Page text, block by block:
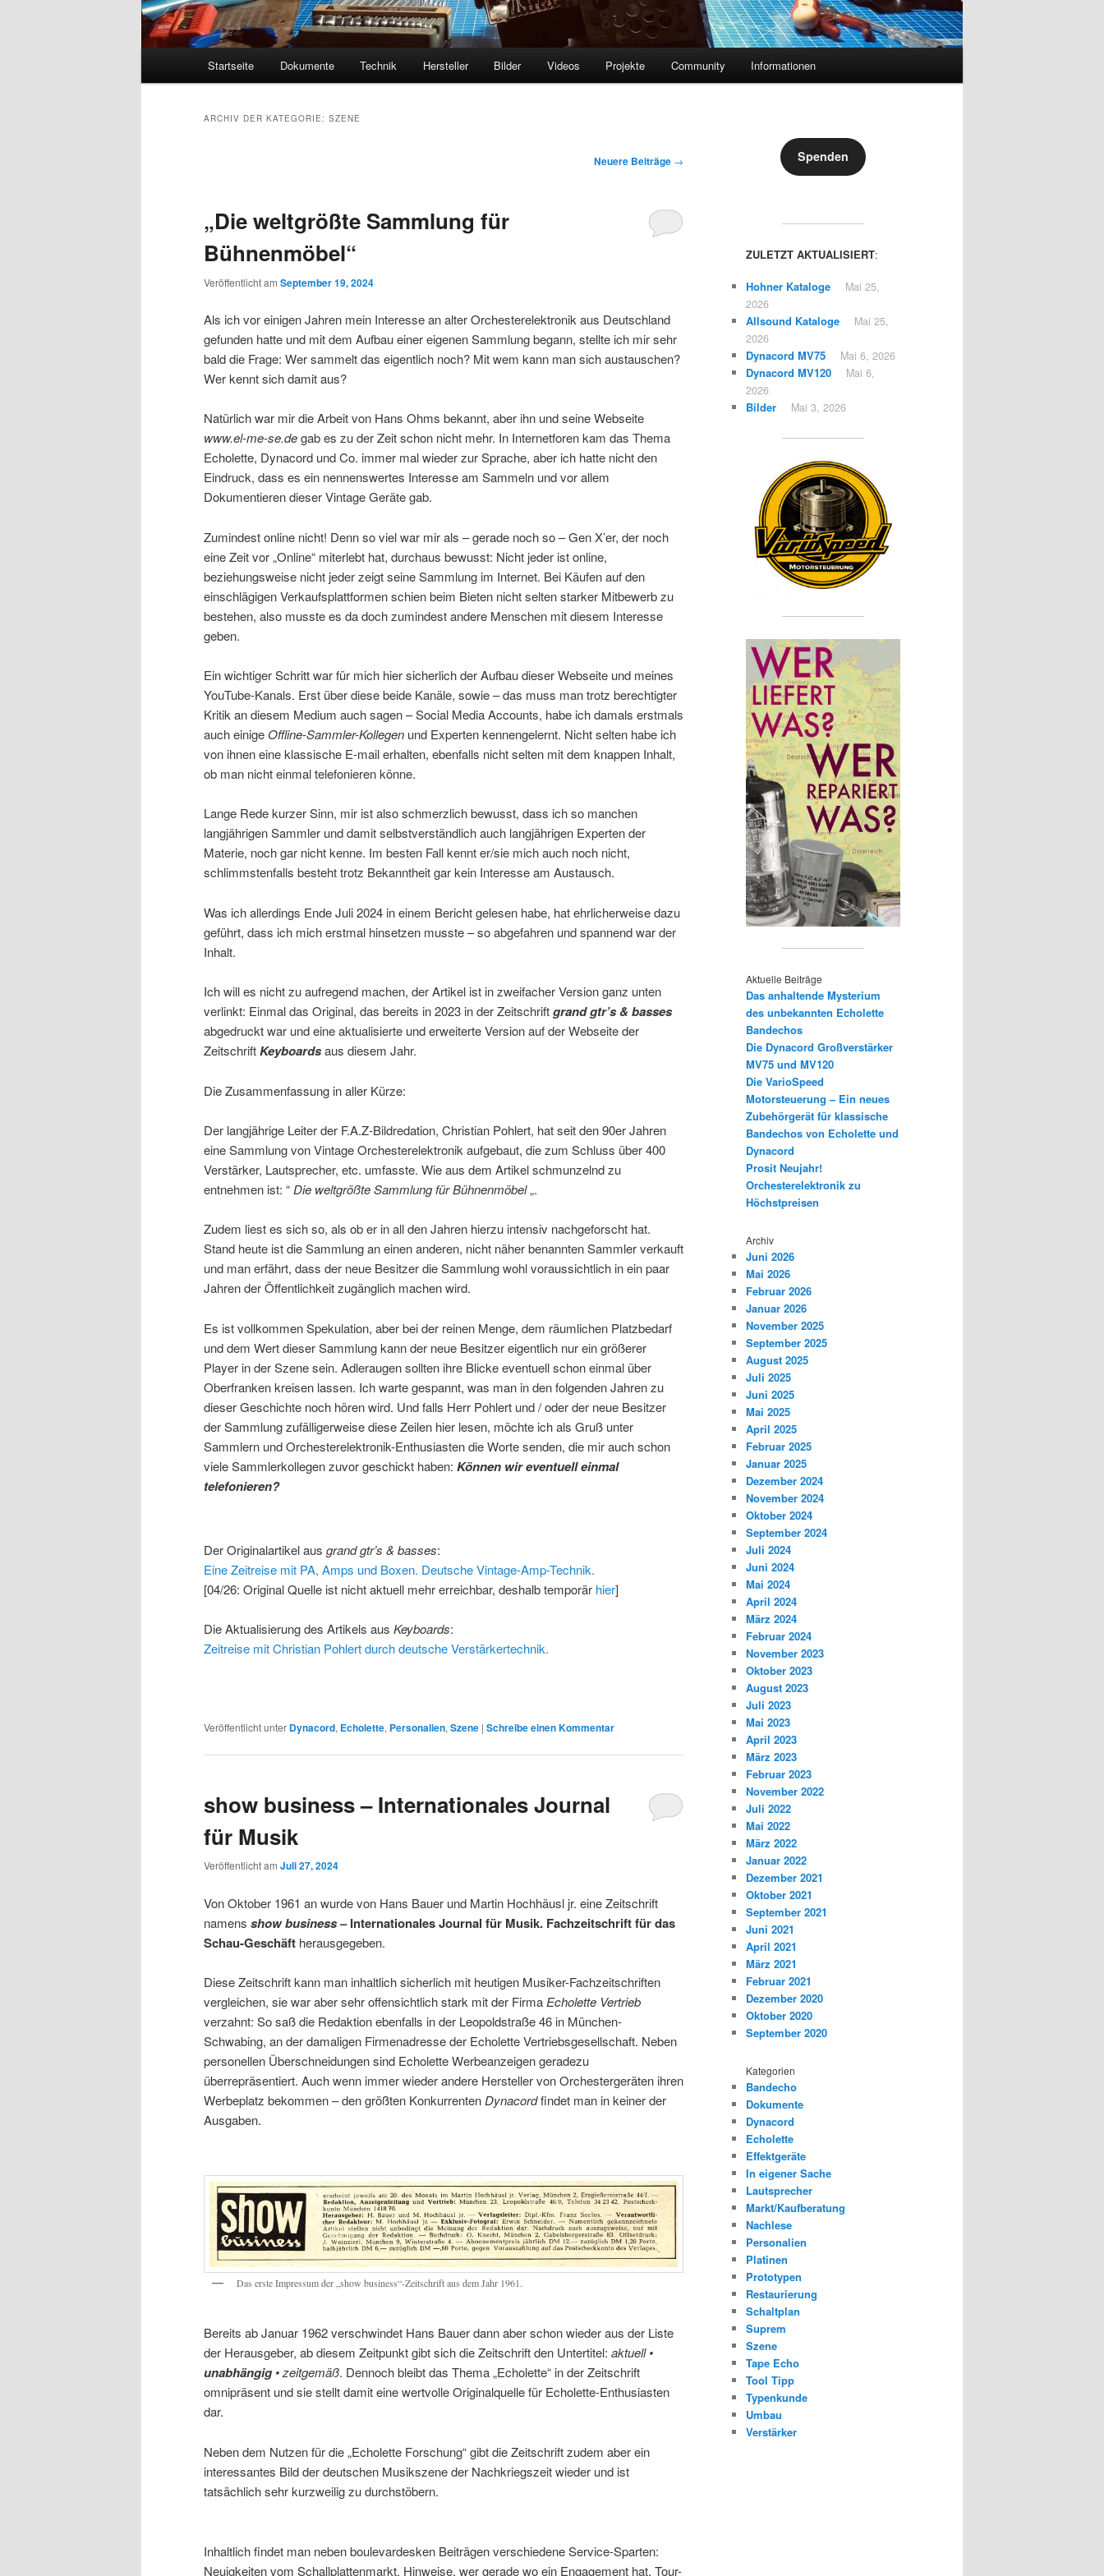
Startseite Dokumente Technik Hersteller Bilder Videos Projekte Community Informationen
ARCHIV DER KATEGORIE: SZENE
Neuere Beiträge →
„Die weltgrößte Sammlung für
Bühnenmöbel“
Veröffentlicht am September 19, 2024
Als ich vor einigen Jahren mein Interesse an alter Orchesterelektronik aus Deutschland
gefunden hatte und mit dem Aufbau einer eigenen Sammlung begann, stellte ich mir sehr
bald die Frage: Wer sammelt das eigentlich noch? Mit wem kann man sich austauschen?
Wer kennt sich damit aus?
Natürlich war mir die Arbeit von Hans Ohms bekannt, aber ihn und seine Webseite
www.el-me-se.degab es zu der Zeit schon nicht mehr. In Internetforen kam das Thema
Echolette, Dynacord und Co. immer mal wieder zur Sprache, aber ich hatte nicht den
Eindruck, dass es ein nennenswertes Interesse am Sammeln und vor allem
Dokumentieren dieser Vintage Geräte gab.
Zumindest online nicht! Denn so viel war mir als – gerade noch so – Gen X’er, der noch
eine Zeit vor „Online“ miterlebt hat, durchaus bewusst: Nicht jeder ist online,
beziehungsweise nicht jeder zeigt seine Sammlung im Internet. Bei Käufen auf den
einschlägigen Verkaufsplattformen schien beim Bieten nicht selten starker Mitbewerb zu
bestehen, also musste es da doch zumindest andere Menschen mit diesem Interesse
geben.
Ein wichtiger Schritt war für mich hier sicherlich der Aufbau dieser Webseite und meines
YouTube-Kanals. Erst über diese beide Kanäle, sowie – das muss man trotz berechtigter
Kritik an diesem Medium auch sagen – Social Media Accounts, habe ich damals erstmals
auch einige Offline-Sammler-Kollegen und Experten kennengelernt. Nicht selten habe ich
von ihnen eine klassische E-mail erhalten, ebenfalls nicht selten mit dem knappen Inhalt,
ob man nicht einmal telefonieren könne.
Lange Rede kurzer Sinn, mir ist also schmerzlich bewusst, dass ich so manchen
langjährigen Sammler und damit selbstverständlich auch langjährigen Experten der
Materie, noch gar nicht kenne. Im besten Fall kennt er/sie mich auch noch nicht,
schlimmstenfalls besteht trotz Bekanntheit gar kein Interesse am Austausch.
Was ich allerdings Ende Juli 2024 in einem Bericht gelesen habe, hat ehrlicherweise dazu
geführt, dass ich mich erstmal hinsetzen musste – so abgefahren und spannend war der
Inhalt.
Ich will es nicht zu aufregend machen, der Artikel ist in zweifacher Version ganz unten
verlinkt: Einmal das Original, das bereits in 2023 in der Zeitschriftgrand gtr’s & basses
abgedruckt war und eine aktualisierte und erweiterte Version auf der Webseite der
ZeitschriftKeyboardsaus diesem Jahr.
Die Zusammenfassung in aller Kürze:
Der langjährige Leiter der F.A.Z-Bildredation, Christian Pohlert, hat seit den 90er Jahren
eine Sammlung von Vintage Orchesterelektronik aufgebaut, die zum Schluss über 400
Verstärker, Lautsprecher, etc. umfasste. Wie aus dem Artikel schmunzelnd zu
entnehmen ist: “ Die weltgrößte Sammlung für Bühnenmöbel„.
Zudem liest es sich so, als ob er in all den Jahren hierzu intensiv nachgeforscht hat.
Stand heute ist die Sammlung an einen anderen, nicht näher benannten Sammler verkauft
und man erfährt, dass der neue Besitzer die Sammlung wohl voraussichtlich in ein paar
Jahren der Öffentlichkeit zugänglich machen wird.
Es ist vollkommen Spekulation, aber bei der reinen Menge, dem räumlichen Platzbedarf
und dem Wert dieser Sammlung kann der neue Besitzer eigentlich nur ein größerer
Player in der Szene sein. Adleraugen sollten ihre Blicke eventuell schon einmal über
Oberfranken kreisen lassen. Ich warte gespannt, was man in den folgenden Jahren zu
dieser Geschichte noch hören wird. Und falls Herr Pohlert und / oder der neue Besitzer
der Sammlung zufälligerweise diese Zeilen hier lesen, möchte ich als Gruß unter
Sammlern und Orchesterelektronik-Enthusiasten die Worte senden, die mir auch schon
viele Sammlerkollegen zuvor geschickt haben: Können wir eventuell einmal
telefonieren?
Der Originalartikel aus grand gtr’s & basses:
Eine Zeitreise mit PA, Amps und Boxen. Deutsche Vintage-Amp-Technik.
[04/26: Original Quelle ist nicht aktuell mehr erreichbar, deshalb temporär hier]
Die Aktualisierung des Artikels aus Keyboards:
Zeitreise mit Christian Pohlert durch deutsche Verstärkertechnik.
Veröffentlicht unter Dynacord, Echolette, Personalien, Szene | Schreibe einen Kommentar
show business – Internationales Journal
für Musik
Veröffentlicht am Juli 27, 2024
Von Oktober 1961 an wurde von Hans Bauer und Martin Hochhäusl jr. eine Zeitschrift
namens show business– Internationales Journal für Musik. Fachzeitschrift für das
Schau-Geschäft herausgegeben.
Diese Zeitschrift kann man inhaltlich sicherlich mit heutigen Musiker-Fachzeitschriften
vergleichen, sie war aber sehr offensichtlich stark mit der Firma Echolette Vertrieb
verzahnt: So saß die Redaktion ebenfalls in der Leopoldstraße 46 in München-
Schwabing, an der damaligen Firmenadresse der Echolette Vertriebsgesellschaft. Neben
personellen Überschneidungen sind Echolette Werbeanzeigen geradezu
überrepräsentiert. Auch wenn immer wieder andere Hersteller von Orchestergeräten ihren
Werbeplatz bekommen – den größten Konkurrenten Dynacordfindet man in keiner der
Ausgaben.
Das erste Impressum der „show business“-Zeitschrift aus dem Jahr 1961.
Bereits ab Januar 1962 verschwindet Hans Bauer dann aber schon wieder aus der Liste
der Herausgeber, ab diesem Zeitpunkt gibt sich die Zeitschrift den Untertitel: aktuell •
unabhängig•zeitgemäß. Dennoch bleibt das Thema „Echolette“ in der Zeitschrift
omnipräsent und sie stellt damit eine wertvolle Originalquelle für Echolette-Enthusiasten
dar.
Neben dem Nutzen für die „Echolette Forschung“ gibt die Zeitschrift zudem aber ein
interessantes Bild der deutschen Musikszene der Nachkriegszeit wieder und ist
tatsächlich sehr kurzweilig zu durchstöbern.
Inhaltlich findet man neben boulevardesken Beiträgen verschiedene Service-Sparten:
Neuigkeiten vom Schallplattenmarkt. Hinweise, wer gerade wo ein Engagement hat. Tour-
Spenden
ZULETZT AKTUALISIERT:
Hohner Kataloge
Mai 25,
2026
Allsound Kataloge
Mai 25,
2026
Dynacord MV75 Mai 6, 2026
Dynacord MV120
Mai 6,
2026
Bilder Mai 3, 2026
Aktuelle Beiträge
Das anhaltende Mysterium
des unbekannten Echolette
Bandechos
Die Dynacord Großverstärker
MV75 und MV120
Die VarioSpeed
Motorsteuerung – Ein neues
Zubehörgerät für klassische
Bandechos von Echolette und
Dynacord
Prosit Neujahr!
Orchesterelektronik zu
Höchstpreisen
Archiv
Juni 2026
Mai 2026
Februar 2026
Januar 2026
November 2025
September 2025
August 2025
Juli 2025
Juni 2025
Mai 2025
April 2025
Februar 2025
Januar 2025
Dezember 2024
November 2024
Oktober 2024
September 2024
Juli 2024
Juni 2024
Mai 2024
April 2024
März 2024
Februar 2024
November 2023
Oktober 2023
August 2023
Juli 2023
Mai 2023
April 2023
März 2023
Februar 2023
November 2022
Juli 2022
Mai 2022
März 2022
Januar 2022
Dezember 2021
Oktober 2021
September 2021
Juni 2021
April 2021
März 2021
Februar 2021
Dezember 2020
Oktober 2020
September 2020
Kategorien
Bandecho
Dokumente
Dynacord
Echolette
Effektgeräte
In eigener Sache
Lautsprecher
Markt/Kaufberatung
Nachlese
Personalien
Platinen
Prototypen
Restaurierung
Schaltplan
Suprem
Szene
Tape Echo
Tool Tipp
Typenkunde
Umbau
Verstärker